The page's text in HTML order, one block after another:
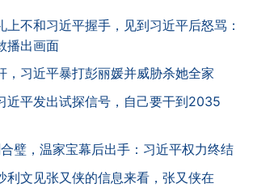
上不和习近平握手，见到习近平后怒骂：
播出画面
，习近平暴打彭丽媛并威胁杀她全家
近平发出试探信号，自己要干到2035
璧，温家宝幕后出手：习近平权力终结
利文见张又侠的信息来看，张又侠在